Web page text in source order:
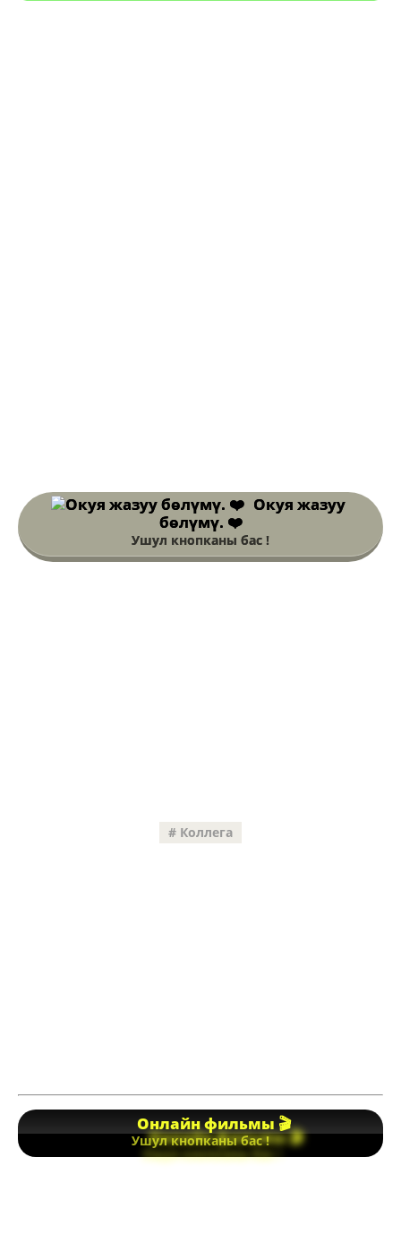
Окуя жазуу
бөлүмү. ❤️
Ушул кнопканы бас !
Коллега
Онлайн фильмы 🎬
Ушул кнопканы бас !